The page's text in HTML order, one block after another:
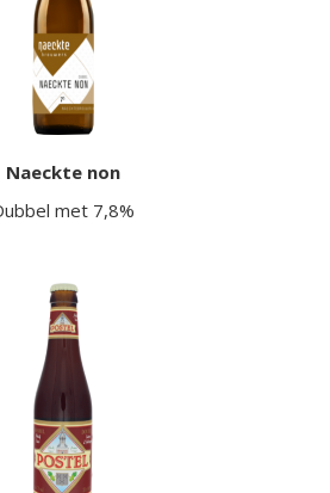
Naeckte non
met 7,8%